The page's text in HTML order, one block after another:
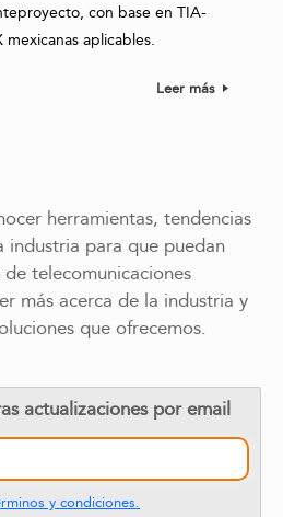
con base en TIA-
aplicables.
Leer más
herramientas, tendencias
para que puedan
telecomunicaciones
más acerca de la industria y
que ofrecemos.
actualizaciones por email
y condiciones.